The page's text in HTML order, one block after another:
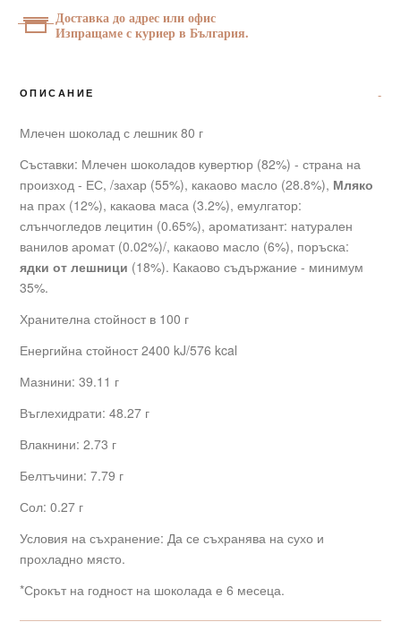
Доставка до адрес или офис
Изпращаме с куриер в България.
ОПИСАНИЕ
Млечен шоколад с лешник 80 г
Съставки: Млечен шоколадов кувертюр (82%) - страна на
произход - ЕС, /захар (55%), какаово масло (28.8%), Мляко
на прах (12%), какаова маса (3.2%), емулгатор:
слънчогледов лецитин (0.65%), ароматизант: натурален
ванилов аромат (0.02%)/, какаово масло (6%), поръска:
ядки от лешници (18%). Какаово съдържание - минимум
35%.
Хранителна стойност в 100 г
Енергийна стойност 2400 kJ/576 kcal
Мазнини: 39.11 г
Въглехидрати: 48.27 г
Влакнини: 2.73 г
Белтъчини: 7.79 г
Сол: 0.27 г
Условия на съхранение: Да се съхранява на сухо и
прохладно място.
*Срокът на годност на шоколада е 6 месеца.